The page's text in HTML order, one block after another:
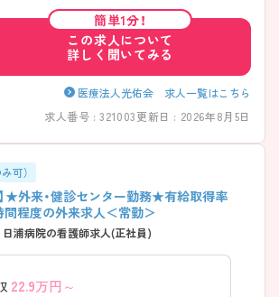
きたい方におすすめの職場です。 ご興味ある方に
など、詳細をお話しいたしますのでお気軽にご相談
簡単1分！
この求人について
詳しく聞いてみる
医療法人光佑会 求人一覧はこちら
求人番号 : 321003更新日 : 2026年8月5日
可）
★外来・健診センター勤務★有給取得率
程度の外来求人＜常勤＞
浦病院の看護師求人(正社員)
22.9万円～